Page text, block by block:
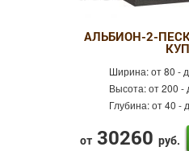
АЛЬБИОН-2-
Ширина:от 80 -
Высота:от 200 -
Глубина:от 40 -
от 30260 руб.